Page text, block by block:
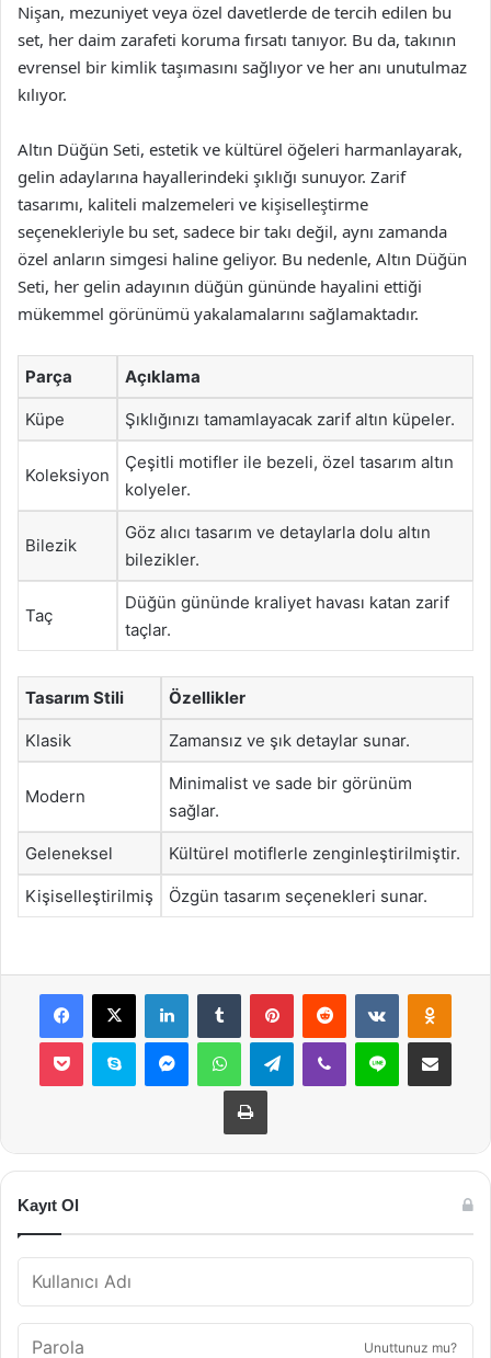
Nişan, mezuniyet veya özel davetlerde de tercih edilen bu
set, her daim zarafeti koruma fırsatı tanıyor. Bu da, takının
evrensel bir kimlik taşımasını sağlıyor ve her anı unutulmaz
kılıyor.
Altın Düğün Seti, estetik ve kültürel öğeleri harmanlayarak,
gelin adaylarına hayallerindeki şıklığı sunuyor. Zarif
tasarımı, kaliteli malzemeleri ve kişiselleştirme
seçenekleriyle bu set, sadece bir takı değil, aynı zamanda
özel anların simgesi haline geliyor. Bu nedenle, Altın Düğün
Seti, her gelin adayının düğün gününde hayalini ettiği
mükemmel görünümü yakalamalarını sağlamaktadır.
Parça Açıklama
Küpe Şıklığınızı tamamlayacak zarif altın küpeler.
Koleksiyon
Çeşitli motifler ile bezeli, özel tasarım altın
kolyeler.
Bilezik
Göz alıcı tasarım ve detaylarla dolu altın
bilezikler.
Taç
Düğün gününde kraliyet havası katan zarif
taçlar.
Tasarım Stili Özellikler
Klasik Zamansız ve şık detaylar sunar.
Modern
Minimalist ve sade bir görünüm
sağlar.
Geleneksel Kültürel motiflerle zenginleştirilmiştir.
Kişiselleştirilmiş Özgün tasarım seçenekleri sunar.
Facebook
X LinkedInTumblr PinterestReddit VKontakte
Pocket Skype MessengerWhatsAppTelegramViber Line E-Posta ile
Yazdır
Kayıt Ol
Unuttunuz mu?